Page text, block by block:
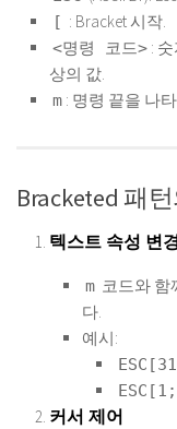
[ : Bracket 시작.
<명령 코드> :
상의 값.
m : 명령 끝을 나
Bracketed 패
텍스트 속성 변
m 코드와 함
다.
예시:
커서 제어